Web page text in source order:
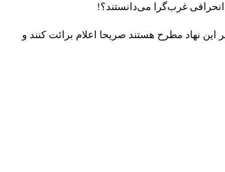
انحرافی غرب‌گرا می‌دانستند؟!
نهاد مطرح هستند صریحا اعلام برائت کنند و